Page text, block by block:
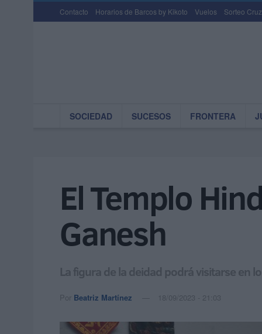
Contacto Horarios de Barcos by Kikoto Vuelos Sorteo
SOCIEDAD SUCESOS FRONTERA
El Templo
Ganesh
La figura de la deidad podrá visitarse en
Por Beatriz Martínez 18/09/2023 - 21:03